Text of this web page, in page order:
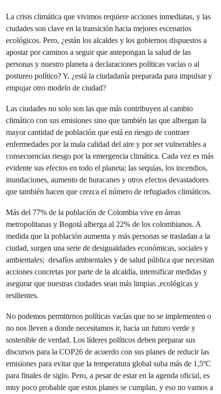
La crisis climática que vivimos requiere acciones inmediatas, y las
ciudades son clave en la transición hacia mejores escenarios
ecológicos. Pero, ¿están los alcaldes y los gobiernos dispuestos a
apostar por caminos a seguir que antepongan la salud de las
personas y nuestro planeta a declaraciones políticas vacías o al
postureo político? Y, ¿está la ciudadanía preparada para impulsar y
empujar otro modelo de ciudad?
Las ciudades no solo son las que más contribuyen al cambio
climático con sus emisiones sino que también las que albergan la
mayor cantidad de población que está en riesgo de contraer
enfermedades por la mala calidad del aire y por ser vulnerables a
consecuencias riesgo por la emergencia climática. Cada vez es más
evidente sus efectos en todo el planeta; las sequías, los incendios,
inundaciones, aumento de huracanes y otros efectos devastadores
que también hacen que crezca el número de refugiados climáticos.
Más del 77% de la población de Colombia vive en áreas
metropolitanas y Bogotá alberga al 22% de los colombianos. A
medida que la población aumenta y más personas se trasladan a la
ciudad, surgen una serie de desigualdades económicas, sociales y
ambientales; desafíos ambientales y de salud pública que necesitan
acciones concretas por parte de la alcaldía, intensificar medidas y
asegurar que nuestras ciudades sean más limpias ,ecológicas y
resilientes.
No podemos permitirnos políticas vacías que no se implementen o
no nos lleven a donde necesitamos ir, hacia un futuro verde y
sostenible de verdad. Los líderes políticos deben preparar sus
discursos para la COP26 de acuerdo con sus planes de reducir las
emisiones para evitar que la temperatura global suba más de 1,5ºC
para finales de siglo. Pero, a pesar de estar en la agenda oficial, es
muy poco probable que estos planes se cumplan, y eso no vamos a